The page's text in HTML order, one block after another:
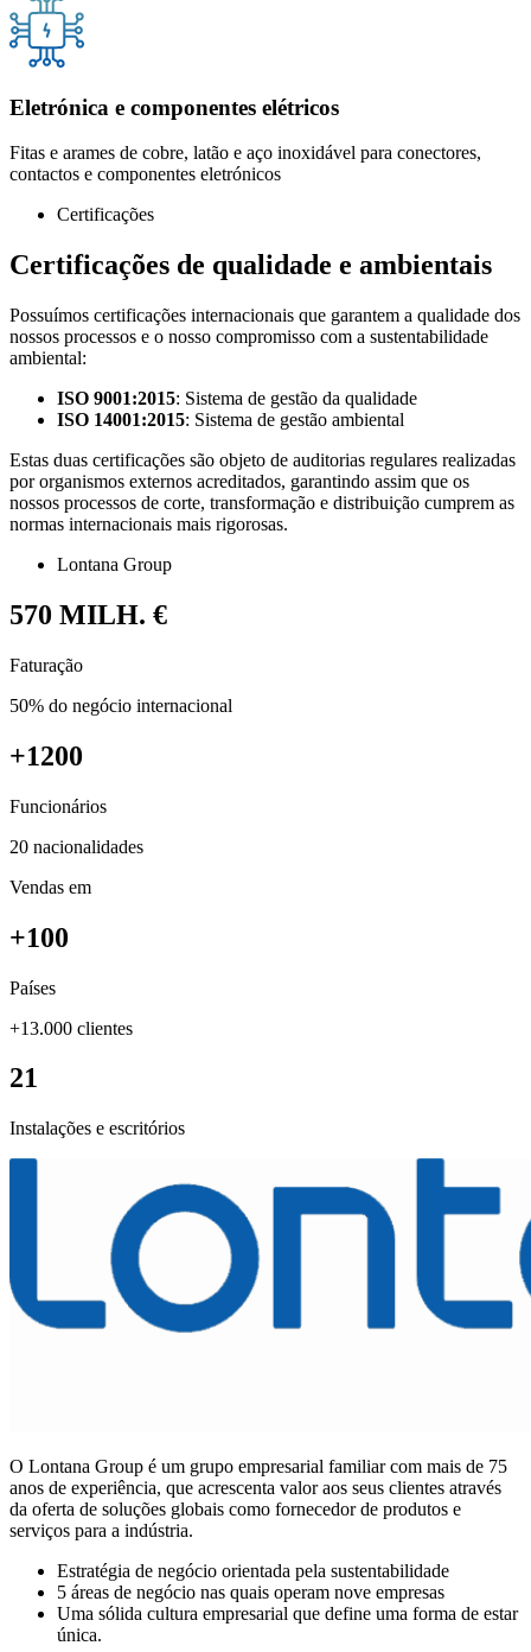
Eletrónica e componentes elétricos
Fitas e arames de cobre, latão e aço inoxidável para conectores,
contactos e componentes eletrónicos
Certificações
Certificações de qualidade e ambientais
Possuímos certificações internacionais que garantem a qualidade dos
nossos processos e o nosso compromisso com a sustentabilidade
ambiental:
ISO 9001:2015: Sistema de gestão da qualidade
ISO 14001:2015: Sistema de gestão ambiental
Estas duas certificações são objeto de auditorias regulares realizadas
por organismos externos acreditados, garantindo assim que os
nossos processos de corte, transformação e distribuição cumprem as
normas internacionais mais rigorosas.
Lontana Group
570 MILH. €
Faturação
50% do negócio internacional
+1200
Funcionários
20 nacionalidades
Vendas em
+100
Países
+13.000 clientes
21
Instalações e escritórios
O Lontana Group é um grupo empresarial familiar com mais de 75
anos de experiência, que acrescenta valor aos seus clientes através
da oferta de soluções globais como fornecedor de produtos e
serviços para a indústria.
Estratégia de negócio orientada pela sustentabilidade
5 áreas de negócio nas quais operam nove empresas
Uma sólida cultura empresarial que define uma forma de estar
única.